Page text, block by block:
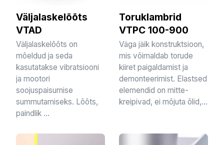
Väljalaskelõõts
VTAD
Väljalaskelõõts on
mõeldud ja seda
kasutatakse vibratsiooni
ja mootori
soojuspaisumise
summutamiseks. Lõõts,
paindlik ...
Toruklambrid
VTPC 100-900
Väga jäik konstruktsioon,
mis võimaldab torude
kiiret paigaldamist ja
demonteerimist. Elastsed
elemendid on mitte-
kreipivad, ei mõjuta õlid,...